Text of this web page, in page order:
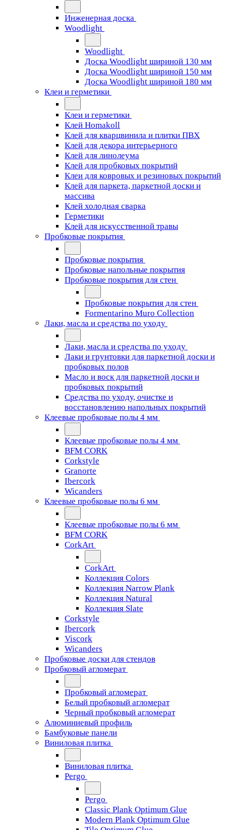
Инженерная доска
Woodlight
Woodlight
Доска Woodlight шириной 130 мм
Доска Woodlight шириной 150 мм
Доска Woodlight шириной 180 мм
Клеи и герметики
Клеи и герметики
Клей Homakoll
Клей для кварцвинила и плитки ПВХ
Клей для декора интерьерного
Клей для линолеума
Клей для пробковых покрытий
Клеи для ковровых и резиновых покрытий
Клей для паркета, паркетной доски и
массива
Клей холодная сварка
Герметики
Клей для искусственной травы
Пробковые покрытия
Пробковые покрытия
Пробковые напольные покрытия
Пробковые покрытия для стен
Пробковые покрытия для стен
Formentarino Muro Collection
Лаки, масла и средства по уходу
Лаки, масла и средства по уходу
Лаки и грунтовки для паркетной доски и
пробковых полов
Масло и воск для паркетной доски и
пробковых покрытий
Средства по уходу, очистке и
восстановлению напольных покрытий
Клеевые пробковые полы 4 мм
Клеевые пробковые полы 4 мм
BFM CORK
Corkstyle
Granorte
Ibercork
Wicanders
Клеевые пробковые полы 6 мм
Клеевые пробковые полы 6 мм
BFM CORK
CorkArt
CorkArt
Коллекция Colors
Коллекция Narrow Plank
Коллекция Natural
Коллекция Slate
Corkstyle
Ibercork
Viscork
Wicanders
Пробковые доски для стендов
Пробковый агломерат
Пробковый агломерат
Белый пробковый агломерат
Черный пробковый агломерат
Алюминиевый профиль
Бамбуковые панели
Виниловая плитка
Виниловая плитка
Pergo
Pergo
Classic Plank Optimum Glue
Modern Plank Optimum Glue